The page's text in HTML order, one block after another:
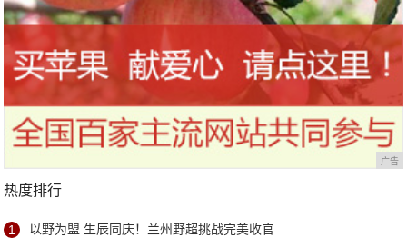
广告
热度排行
1 以野为盟 生辰同庆！兰州野超挑战完美收官